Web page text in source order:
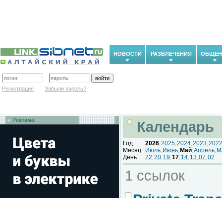
НОВОСТИ РАЗВЛЕЧЕНИЯ
Регистрация Забыли пароль?
Реклама Календарь
Год: 2026, 2025, 2024, 2023, 2022
Месяц
Июль, Июнь, Май, Апрель,
День
22, 20, 19, 17, 14, 13, 07, 02
1 ссылок